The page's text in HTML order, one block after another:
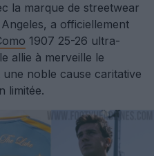
la marque de streetwear
a officiellement
1907 25-26 ultra-
allie à merveille le
noble cause caritative
limitée.